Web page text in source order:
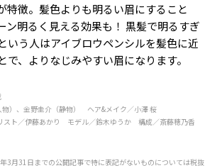
特徴。髪色よりも明るい眉にすること
ン明るく見える効果も！ 黒髪で明るすぎ
いう人はアイブロウペンシルを髪色に近
で、よりなじみやすい眉になります。
物）、金野圭介（静物） ヘア&メイク／小澤 桜
スト／伊藤あかり モデル／鈴木ゆうか 構成／斎藤穂乃香
3月31日までの公開記事で特に表記がないものについては税抜